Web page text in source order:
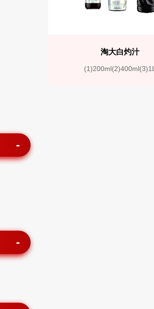
淘大白灼汁
(1)200ml(2)400ml(3)1L